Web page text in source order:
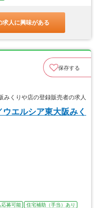
求人に興味がある
保存する
くりや店の登録販売者の求人
エルシア東大阪みく
応募可能
住宅補助（手当）あり